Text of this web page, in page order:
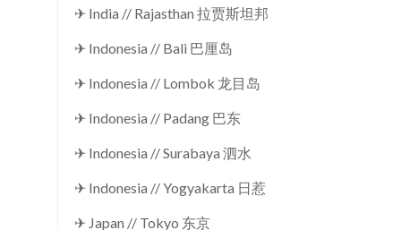
✈ India // Rajasthan 拉贾斯坦邦
✈ Indonesia // Bali 巴厘岛
✈ Indonesia // Lombok 龙目岛
✈ Indonesia // Padang 巴东
✈ Indonesia // Surabaya 泗水
✈ Indonesia // Yogyakarta 日惹
✈ Japan // Tokyo 东京